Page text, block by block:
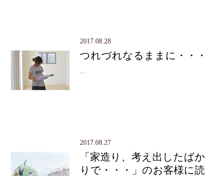
2017.08.28
つれづれなるままに・・・
2017.08.27
「家造り、考え出したばか
りで・・・」のお客様に読